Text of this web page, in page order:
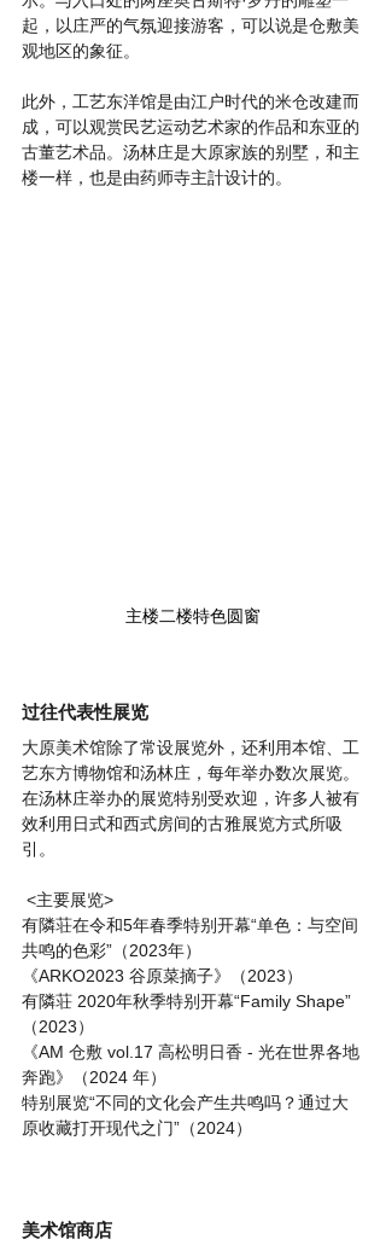
起，以庄严的气氛迎接游客，可以说是仓敷美
观地区的象征。
此外，工艺东洋馆是由江户时代的米仓改建而
成，可以观赏民艺运动艺术家的作品和东亚的
古董艺术品。汤林庄是大原家族的别墅，和主
楼一样，也是由药师寺主計设计的。
主楼二楼特色圆窗
过往代表性展览
大原美术馆除了常设展览外，还利用本馆、工
艺东方博物馆和汤林庄，每年举办数次展览。
在汤林庄举办的展览特别受欢迎，许多人被有
效利用日式和西式房间的古雅展览方式所吸
引。
<主要展览>
有隣荘在令和5年春季特别开幕“单色：与空间
共鸣的色彩”（2023年）
《ARKO2023 谷原菜摘子》（2023）
有隣荘 2020年秋季特别开幕“Family Shape”
（2023）
《AM 仓敷 vol.17 高松明日香 - 光在世界各地
奔跑》（2024 年）
特别展览“不同的文化会产生共鸣吗？通过大
原收藏打开现代之门”（2024）
美术馆商店